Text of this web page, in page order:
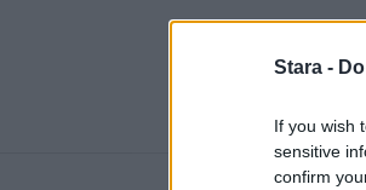
Stara -
If you wish
sensitive
confirm